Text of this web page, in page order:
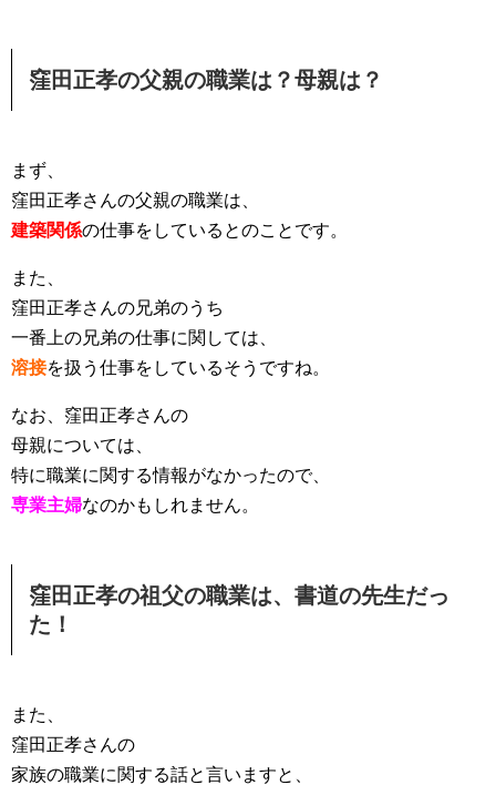
窪田正孝の父親の職業は？母親は？
まず、
窪田正孝さんの父親の職業は、
建築関係の仕事をしているとのことです。
また、
窪田正孝さんの兄弟のうち
一番上の兄弟の仕事に関しては、
溶接を扱う仕事をしているそうですね。
なお、窪田正孝さんの
母親については、
特に職業に関する情報がなかったので、
専業主婦なのかもしれません。
窪田正孝の祖父の職業は、書道の先生だっ
た！
また、
窪田正孝さんの
家族の職業に関する話と言いますと、